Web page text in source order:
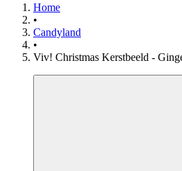
Home
•
Candyland
•
Viv! Christmas Kerstbeeld -